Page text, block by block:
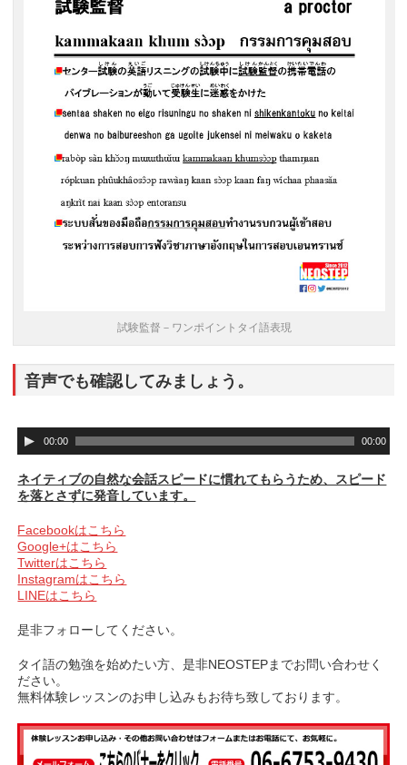
試験監督－ワンポイントタイ語表現
音声でも確認してみましょう。
音
声
レ
ー
ー
00:00 00:00
ネイティブの自然な会話スピードに慣れてもらうため、スピード
を落とさずに発音しています。
Facebookはこちら
Google+はこちら
Twitterはこちら
Instagramはこちら
LINEはこちら
是非フォローしてください。
タイ語の勉強を始めたい方、是非NEOSTEPまでお問い合わせく
ださい。
無料体験レッスンのお申し込みもお待ち致しております。